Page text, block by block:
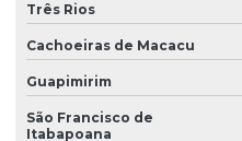
Três Rios
Cachoeiras de Macacu
Guapimirim
São Francisco de
Itabapoana